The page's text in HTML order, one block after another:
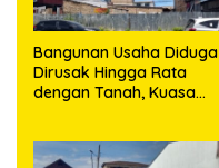
Bangunan Usaha Diduga
Dirusak Hingga Rata
dengan Tanah, Kuasa
Tempuh Jalur Hukum